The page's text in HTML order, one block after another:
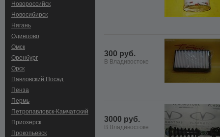
Новороссийск
Новосибирск
Нягань
Одинцово
Омск
Оренбург
Орск
Павловский Посад
Пенза
Пермь
Петропавловск-Камчатский
Приозерск
Прокопьевск
300 руб.
В Владивостоке
3000 руб.
В Владивостоке